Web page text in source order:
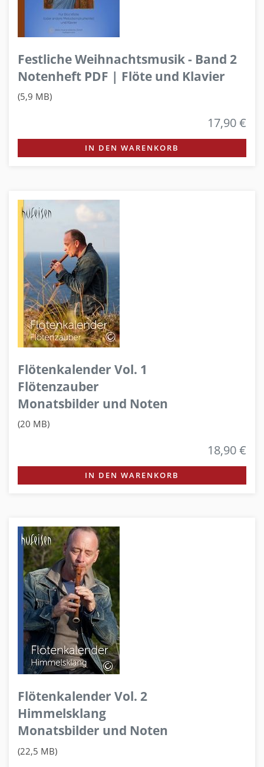
Festliche Weihnachtsmusik - Band 2
Notenheft PDF | Flöte und Klavier
(5,9 MB)
17,90 €
IN DEN WARENKORB
Flötenkalender Vol. 1
Flötenzauber
Monatsbilder und Noten
(20 MB)
18,90 €
IN DEN WARENKORB
Flötenkalender Vol. 2
Himmelsklang
Monatsbilder und Noten
(22,5 MB)